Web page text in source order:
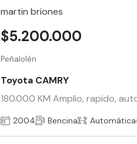
martin briones
Peñalolén
Toyota CAMRY
180.000 KM Amplio, rapido,
$5.200.000
2004 Bencina Automática